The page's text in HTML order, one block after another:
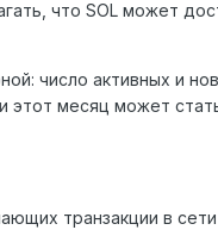
что SOL может
число активных и
этот месяц может
транзакции в